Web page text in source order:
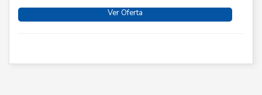
Ver Oferta